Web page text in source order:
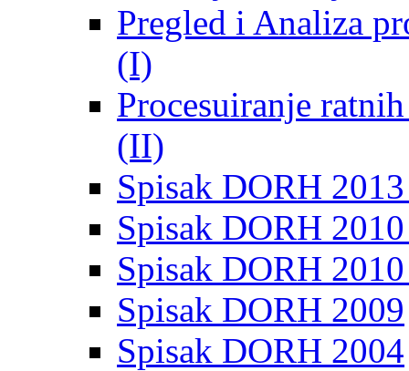
Pregled i Analiza
(I)
Procesuiranje
(II)
Spisak DORH
Spisak DORH
Spisak DORH
Spisak DORH 2009
Spisak DORH 2004